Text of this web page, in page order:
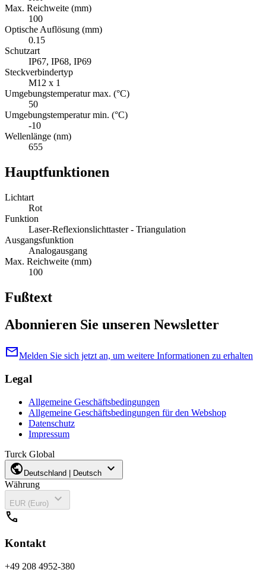
Max. Reichweite (mm)
100
Optische Auflösung (mm)
0.15
Schutzart
IP67, IP68, IP69
Steckverbindertyp
M12 x 1
Umgebungstemperatur max. (°C)
50
Umgebungstemperatur min. (°C)
-10
Wellenlänge (nm)
655
Hauptfunktionen
Lichtart
Rot
Funktion
Laser-Reflexionslichttaster - Triangulation
Ausgangsfunktion
Analogausgang
Max. Reichweite (mm)
100
Fußtext
Abonnieren Sie unseren Newsletter
mailMelden Sie sich jetzt an, um weitere Informationen zu erhalten
Legal
Allgemeine Geschäftsbedingungen
Allgemeine Geschäftsbedingungen für den Webshop
Datenschutz
Impressum
Turck Global
public Deutschland | Deutsch expand_more
Währung
EUR (Euro)
expand_more
call
Kontakt
+49 208 4952-380